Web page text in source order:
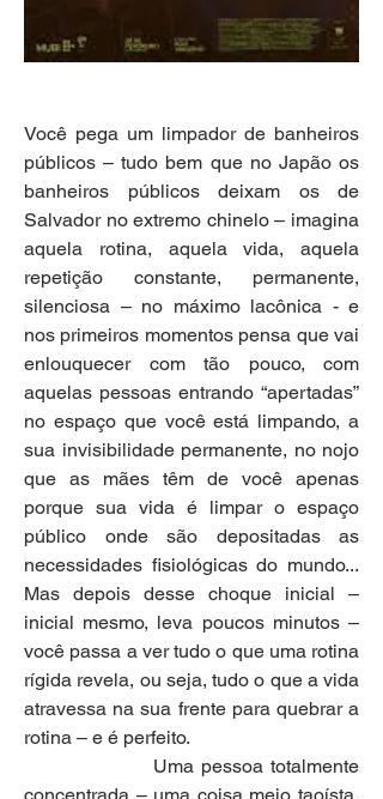
Você pega um limpador de banheiros
públicos – tudo bem que no Japão os
banheiros públicos deixam os de
Salvador no extremo chinelo – imagina
aquela rotina, aquela vida, aquela
repetição constante, permanente,
silenciosa – no máximo lacônica - e
nos primeiros momentos pensa que vai
enlouquecer com tão pouco, com
aquelas pessoas entrando “apertadas”
no espaço que você está limpando, a
sua invisibilidade permanente, no nojo
que as mães têm de você apenas
porque sua vida é limpar o espaço
público onde são depositadas as
necessidades fisiológicas do mundo...
Mas depois desse choque inicial –
inicial mesmo, leva poucos minutos –
você passa a ver tudo o que uma rotina
rígida revela, ou seja, tudo o que a vida
atravessa na sua frente para quebrar a
rotina – e é perfeito.
Uma pessoa totalmente